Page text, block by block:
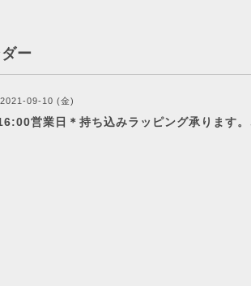
ー
2021-09-10 (金)
営業日＊持ち込みラッピング承ります。